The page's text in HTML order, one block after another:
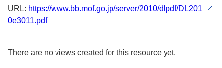
URL: https://www.bb.mof.go.jp/server/2010/dlpdf/DL201
0e3011.pdf
There are no views created for this resource yet.